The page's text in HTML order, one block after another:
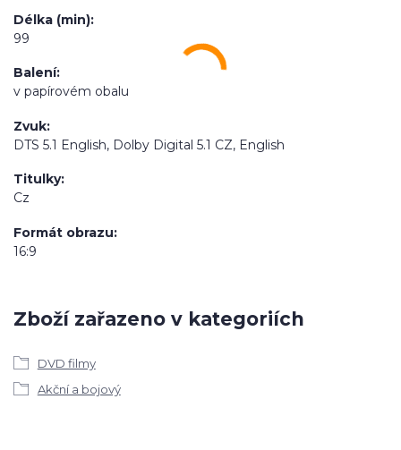
Délka (min)
99
Balení
v papírovém obalu
Zvuk
DTS 5.1 English, Dolby Digital 5.1 CZ, English
Titulky
Cz
Formát obrazu
16:9
Zboží zařazeno v kategoriích
DVD filmy
Akční a bojový